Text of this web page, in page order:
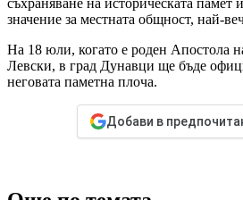
съхраняване на историческата памет
значение за местната общност, най-
На 18 юли, когато е роден Апостола
Левски, в град Дунавци ще бъде
неговата паметна плоча.
Добави в